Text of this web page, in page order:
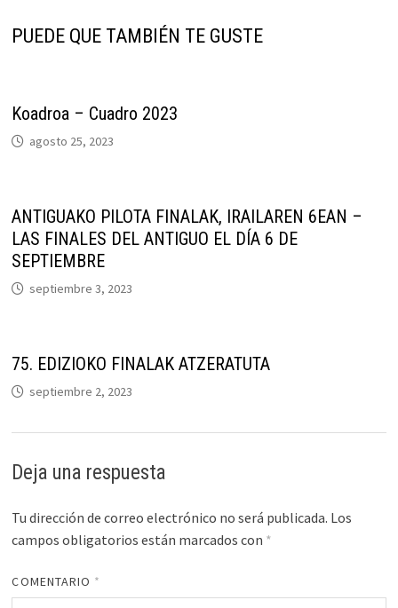
PUEDE QUE TAMBIÉN TE GUSTE
Koadroa – Cuadro 2023
agosto 25, 2023
ANTIGUAKO PILOTA FINALAK, IRAILAREN 6EAN –
LAS FINALES DEL ANTIGUO EL DÍA 6 DE
SEPTIEMBRE
septiembre 3, 2023
75. EDIZIOKO FINALAK ATZERATUTA
septiembre 2, 2023
Deja una respuesta
Tu dirección de correo electrónico no será publicada. Los
campos obligatorios están marcados con *
COMENTARIO *